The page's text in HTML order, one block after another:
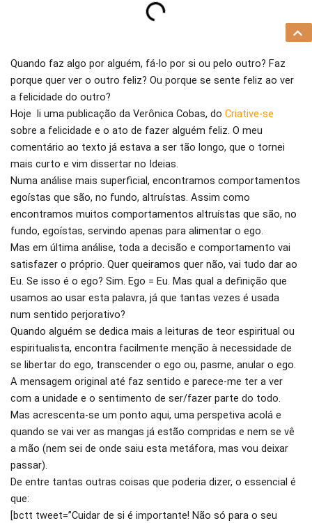
Quando faz algo por alguém, fá-lo por si ou pelo outro? Faz
porque quer ver o outro feliz? Ou porque se sente feliz ao ver
a felicidade do outro?
Hoje li uma publicação da Verônica Cobas, do Criative-se
sobre a felicidade e o ato de fazer alguém feliz. O meu
comentário ao texto já estava a ser tão longo, que o tornei
mais curto e vim dissertar no Ideias.
Numa análise mais superficial, encontramos comportamentos
egoístas que são, no fundo, altruístas. Assim como
encontramos muitos comportamentos altruístas que são, no
fundo, egoístas, servindo apenas para alimentar o ego.
Mas em última análise, toda a decisão e comportamento vai
satisfazer o próprio. Quer queiramos quer não, vai tudo dar ao
Eu. Se isso é o ego? Sim. Ego = Eu. Mas qual a definição que
usamos ao usar esta palavra, já que tantas vezes é usada
num sentido perjorativo?
Quando alguém se dedica mais a leituras de teor espiritual ou
espiritualista, encontra facilmente menção à necessidade de
se libertar do ego, transcender o ego ou, pasme, anular o ego.
A mensagem original até faz sentido e parece-me ter a ver
com a unidade e o sentimento de ser/fazer parte do todo.
Mas acrescenta-se um ponto aqui, uma perspetiva acolá e
quando se vai ver as mangas já estão compridas e nem se vê
a mão (nem sei de onde saiu esta metáfora, mas vou deixar
passar).
De entre tantas outras coisas que poderia dizer, o essencial é
que:
[bctt tweet=”Cuidar de si é importante! Não só para o seu